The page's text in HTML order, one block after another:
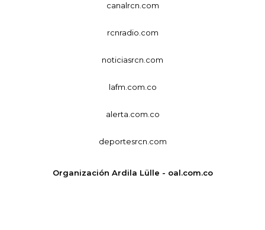
canalrcn.com
rcnradio.com
noticiasrcn.com
lafm.com.co
alerta.com.co
deportesrcn.com
Organización Ardila Lülle - oal.com.co